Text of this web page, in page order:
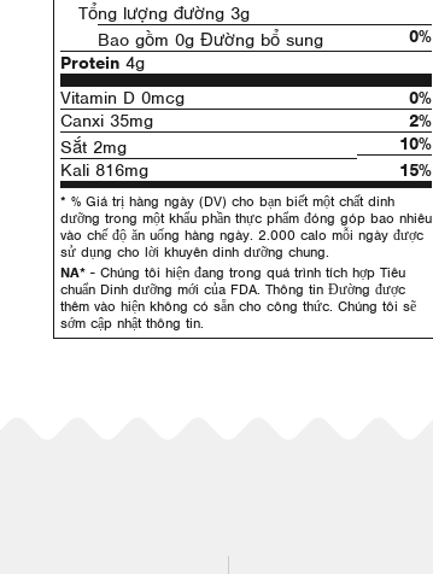
Tổng lượng đường 3g
Bao gồm 0g Đường bổ sung
0%
Protein 4g
Vitamin D 0mcg
0%
Canxi 35mg
2%
Sắt 2mg
10%
Kali 816mg
15%
* % Giá trị hàng ngày (DV) cho bạn biết một chất dinh
dưỡng trong một khẩu phần thực phẩm đóng góp bao nhiêu
vào chế độ ăn uống hàng ngày. 2.000 calo mỗi ngày được
sử dụng cho lời khuyên dinh dưỡng chung.
NA* - Chúng tôi hiện đang trong quá trình tích hợp Tiêu
chuẩn Dinh dưỡng mới của FDA. Thông tin Đường được
thêm vào hiện không có sẵn cho công thức. Chúng tôi sẽ
sớm cập nhật thông tin.